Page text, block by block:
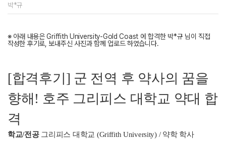
박*규
※ 아래 내용은 Griffith University-Gold Coast 에 합격한 박*규 님이 직접
작성한 후기로, 보내주신 사진과 함께 업로드 하였습니다.
[합격후기] 군 전역 후 약사의 꿈을
향해! 호주 그리피스 대학교 약대 합
격
학교/전공그리피스 대학교 (Griffith University) / 약학 학사